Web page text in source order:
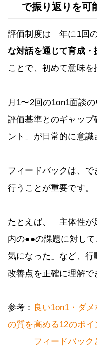
で振り返りを可
評価制度は「年に1回
な対話を通じて育成
ことで、初めて意味を
月1〜2回の1on1面談
評価基準とのギャップ
ント」が日常的に意識
フィードバックは、
行うことが重要です。
たとえば、「主体性
内の●●の課題に対し
気になった」など、
改善点を正確に理解で
参考： 良い1on1・ダ
の質を高める12のポ
フィードバッ